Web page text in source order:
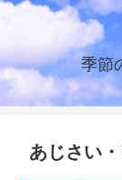
季節
あじさい